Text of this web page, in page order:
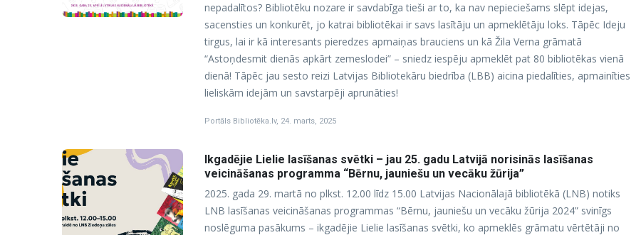
nepadalītos? Bibliotēku nozare ir savdabīga tieši ar to, ka nav nepieciešams slēpt idejas,
sacensties un konkurēt, jo katrai bibliotēkai ir savs lasītāju un apmeklētāju loks. Tāpēc Ideju
tirgus, lai ir kā interesants pieredzes apmaiņas brauciens un kā Žila Verna grāmatā
“Astoņdesmit dienās apkārt zemeslodei” – sniedz iespēju apmeklēt pat 80 bibliotēkas vienā
dienā! Tāpēc jau sesto reizi Latvijas Bibliotekāru biedrība (LBB) aicina piedalīties, apmainīties
lieliskām idejām un savstarpēji aprunāties!
Portāls Bibliotēka.lv, 24. marts, 2025
Ikgadējie Lielie lasīšanas svētki – jau 25. gadu Latvijā norisinās lasīšanas
veicināšanas programma “Bērnu, jauniešu un vecāku žūrija”
2025. gada 29. martā no plkst. 12.00 līdz 15.00 Latvijas Nacionālajā bibliotēkā (LNB) notiks
LNB lasīšanas veicināšanas programmas “Bērnu, jauniešu un vecāku žūrija 2024” svinīgs
noslēguma pasākums – ikgadējie Lielie lasīšanas svētki, ko apmeklēs grāmatu vērtētāji no